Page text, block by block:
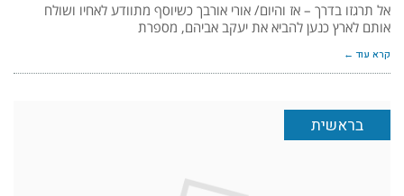
אל תרגזו בדרך – אז והיום/ אורי אורבך כשיוסף מתוודע לאחיו ושולח
אותם לארץ כנען להביא את יעקב אביהם, מספרת
קרא עוד ←
בראשית